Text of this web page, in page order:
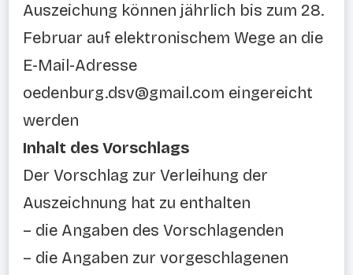
Auszeichung können jährlich bis zum 28.
Februar auf elektronischem Wege an die
E-Mail-Adresse
oedenburg.dsv@gmail.com eingereicht
werden
Inhalt des Vorschlags
Der Vorschlag zur Verleihung der
Auszeichnung hat zu enthalten
– die Angaben des Vorschlagenden
– die Angaben zur vorgeschlagenen